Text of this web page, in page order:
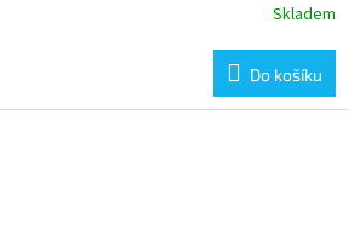
Skladem
Do košíku